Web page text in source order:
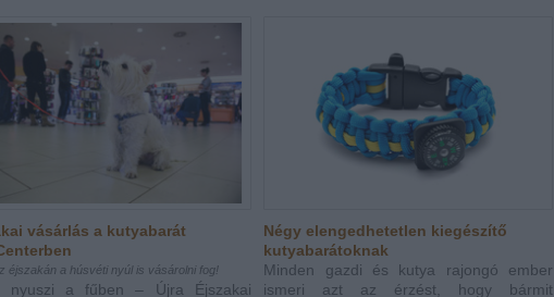
vásárlás a kutyabarát
éjszakán a húsvéti nyúl is vásárolni fog!
nyuszi a fűben – Újra Éjszakai
Négy elengedhetetlen kiegészítő
kutyabarátoknak
Minden gazdi és kutya rajongó ember
ismeri azt az érzést, hogy bármit